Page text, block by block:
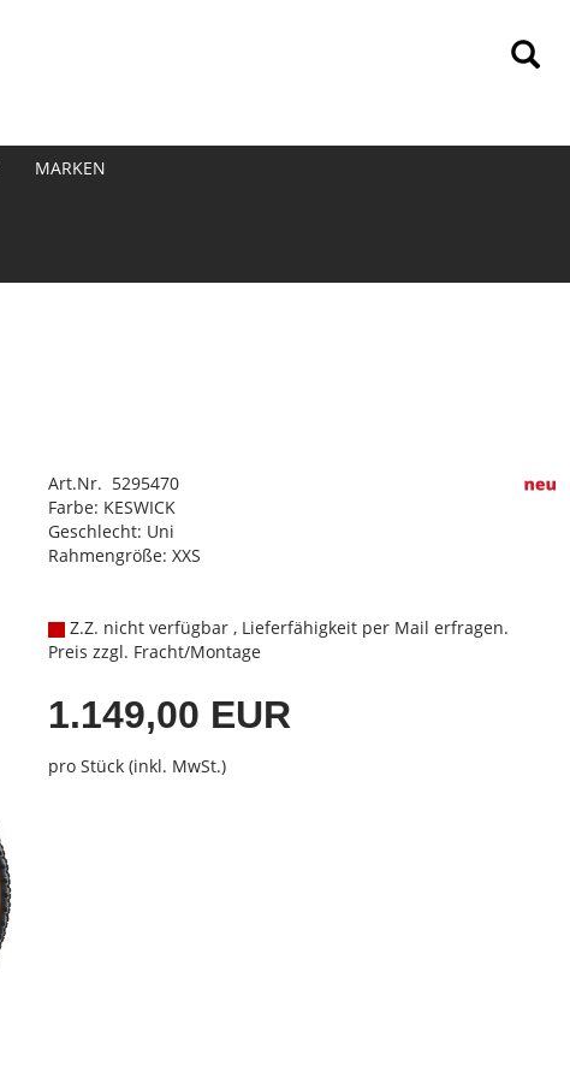
MARKEN
Art.Nr. 5295470
Farbe: KESWICK
Geschlecht: Uni
Rahmengröße: XXS
Z.Z. nicht verfügbar , Lieferfähigkeit per Mail erfragen.
Preis zzgl. Fracht/Montage
1.149,00 EUR
pro Stück (inkl. MwSt.)